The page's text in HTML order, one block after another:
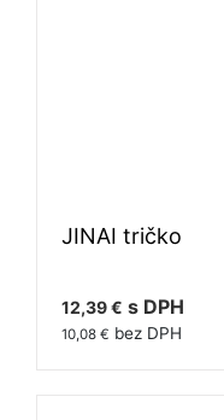
JINAI tričko
12,39 € s DPH
10,08 € bez DPH